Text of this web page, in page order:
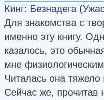
Кинг: Безнадега (
Для знакомства с
именно эту книгу.
казалось, это
мне
Читалась она
Сейчас же, прочитав